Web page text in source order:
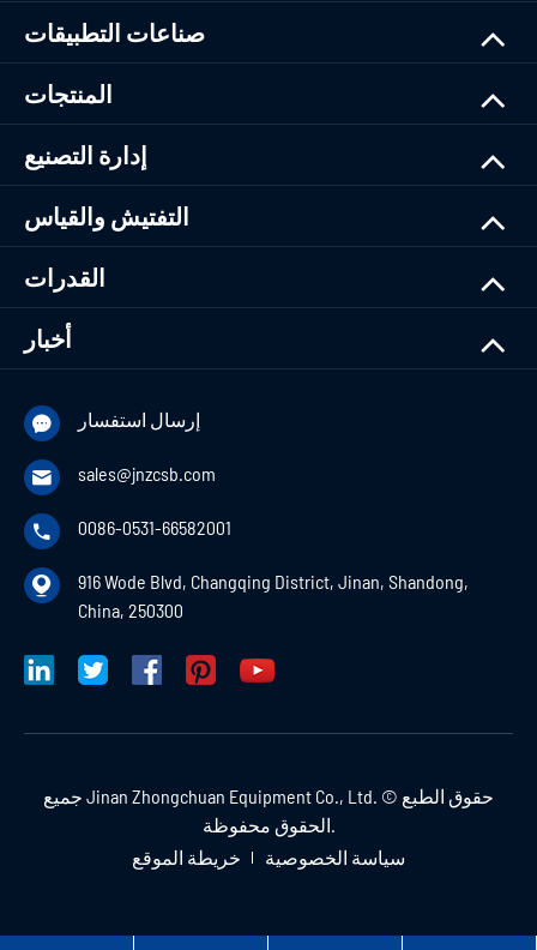
صناعات التطبيقات
المنتجات
إدارة التصنيع
التفتيش والقياس
القدرات
أخبار
 إرسال استفسار
 sales@jnzcsb.com
 0086-0531-66582001

916 Wode Blvd, Changqing District, Jinan, Shandong,
China, 250300
حقوق الطبع © Jinan Zhongchuan Equipment Co., Ltd. جميع
الحقوق محفوظة.
خريطة الموقع
سياسة الخصوصية